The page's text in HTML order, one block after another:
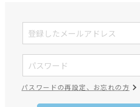
パスワードの再設定、お忘れの方